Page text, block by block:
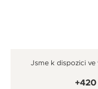
Jsme k dispozici